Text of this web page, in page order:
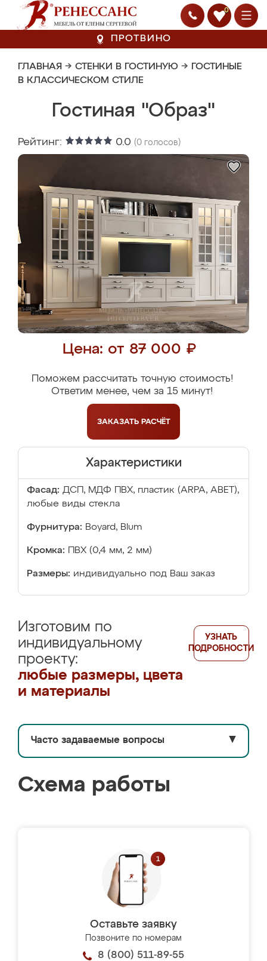
0
ПРОТВИНО
ГЛАВНАЯ → СТЕНКИ В ГОСТИНУЮ → ГОСТИНЫЕ
В КЛАССИЧЕСКОМ СТИЛЕ
Гостиная "Образ"
Рейтинг: 0.0 (0 голосов)
Цена: от 87 000 ₽
Поможем рассчитать точную стоимость!
Ответим менее, чем за 15 минут!
ЗАКАЗАТЬ РАСЧЁТ
Характеристики
Фасад: ДСП, МДФ ПВХ, пластик (ARPA, ABET),
любые виды стекла
Фурнитура: Boyard, Blum
Кромка: ПВХ (0,4 мм, 2 мм)
Размеры: индивидуально под Ваш заказ
Изготовим по
индивидуальному
проекту:
любые размеры, цвета
и материалы
УЗНАТЬ
ПОДРОБНОСТИ
Часто задаваемые вопросы ▼
Схема работы
Оставьте заявку
Позвоните по номерам
8 (800) 511-89-55